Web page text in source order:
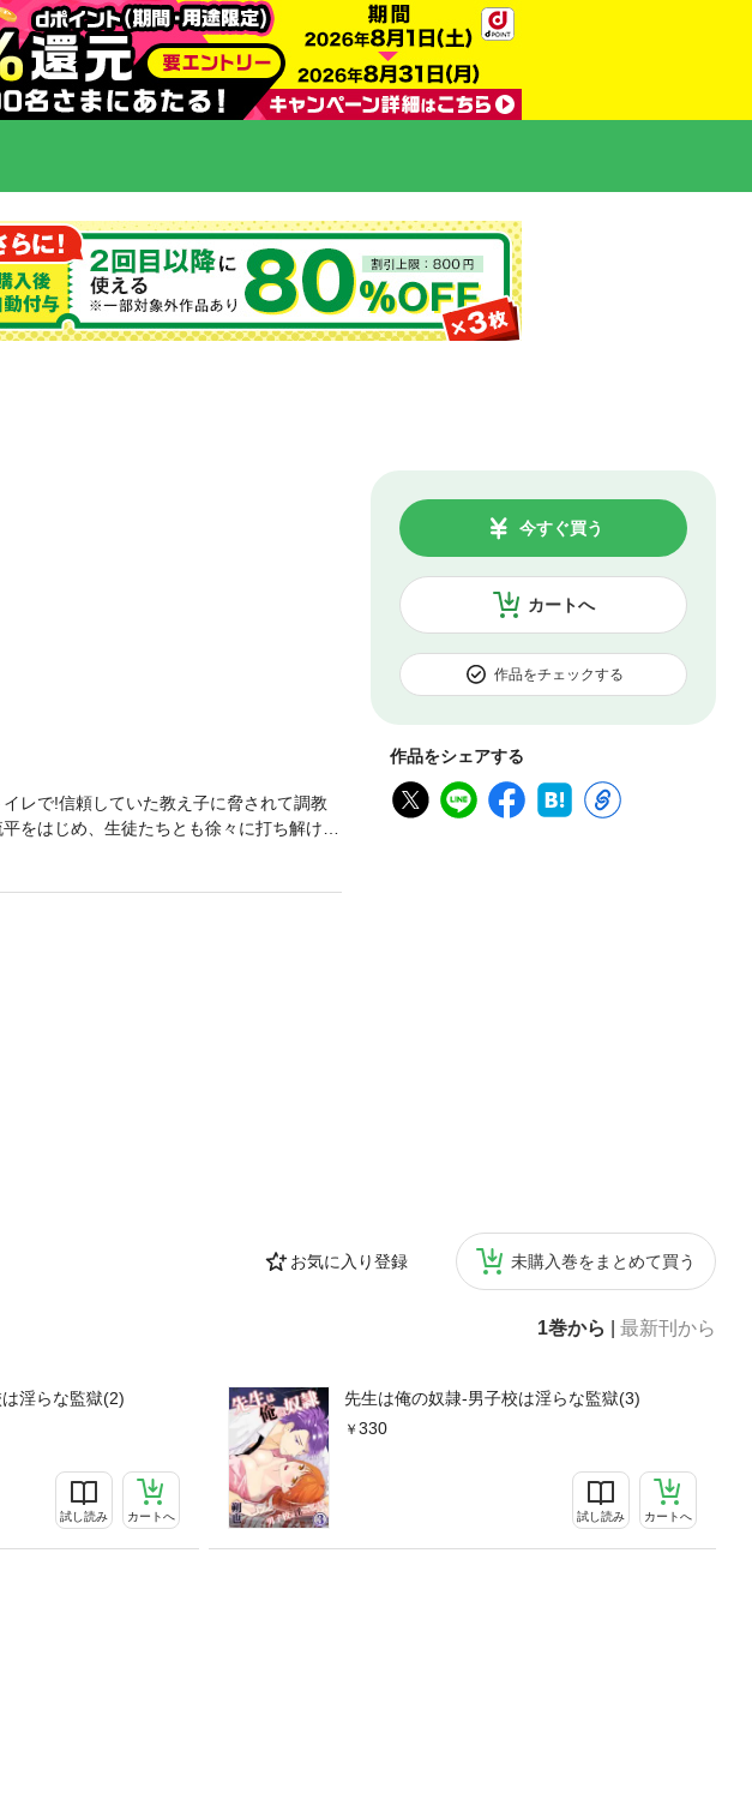
カートへ
今すぐ買う
作品をチェックする
作品をシェアする
お気に入り登録 未購入巻をまとめて買う
1巻から 最新刊から
淫らな監獄(2)
試し読み カートへ
先生は俺の奴隷-男子校は淫らな監獄(3)
330
試し読み カートへ
レで!信頼していた教え子に脅されて調教
はじめ、生徒たちとも徐々に打ち解けて
ぎ声…。複数の生徒たちに女教師が犯さ